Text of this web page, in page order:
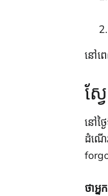
នៅព
ស្វ
នៅថ្
ដំណើ
ថាអ្